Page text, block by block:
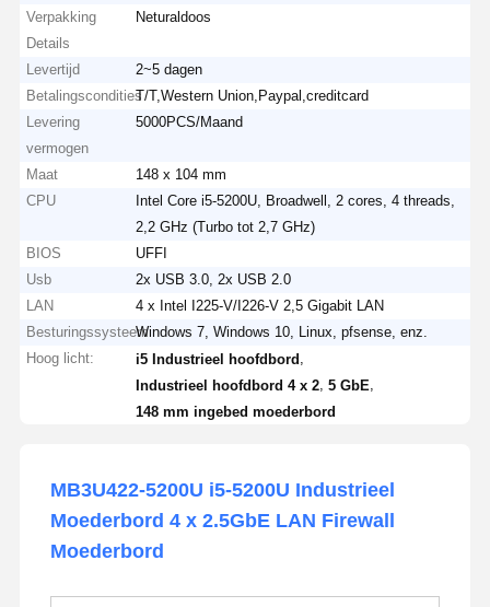
Verpakking
Details
Neturaldoos
Levertijd
2~5 dagen
BetalingsconditiesT/T,Western Union,Paypal,creditcard
Levering
vermogen
5000PCS/Maand
Maat
148 x 104 mm
CPU
Intel Core i5-5200U, Broadwell, 2 cores, 4 threads,
2,2 GHz (Turbo tot 2,7 GHz)
BIOS
UFFI
Usb
2x USB 3.0, 2x USB 2.0
LAN
4 x Intel I225-V/I226-V 2,5 Gigabit LAN
BesturingssysteemWindows 7, Windows 10, Linux, pfsense, enz.
Hoog licht:
i5 Industrieel hoofdbord
Industrieel hoofdbord 4 x 2 ,5 GbE
148 mm ingebed moederbord
MB3U422-5200U i5-5200U Industrieel
Moederbord 4 x 2.5GbE LAN Firewall
Moederbord